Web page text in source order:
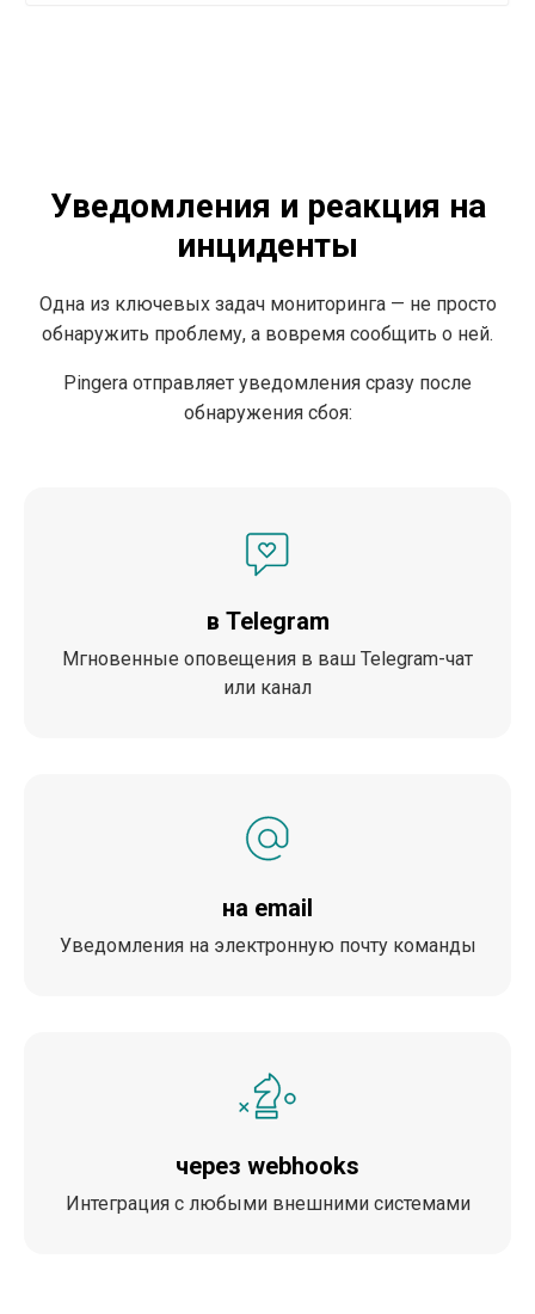
Уведомления и реакция на
инциденты
Одна из ключевых задач мониторинга — не просто
обнаружить проблему, а вовремя сообщить о ней.
Pingera отправляет уведомления сразу после
обнаружения сбоя:
в Telegram
Мгновенные оповещения в ваш Telegram-чат
или канал
на email
Уведомления на электронную почту команды
через webhooks
Интеграция с любыми внешними системами